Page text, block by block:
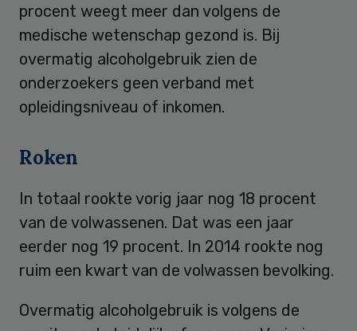
procent weegt meer dan volgens de
medische wetenschap gezond is. Bij
overmatig alcoholgebruik zien de
onderzoekers geen verband met
opleidingsniveau of inkomen.
Roken
In totaal rookte vorig jaar nog 18 procent
van de volwassenen. Dat was een jaar
eerder nog 19 procent. In 2014 rookte nog
ruim een kwart van de volwassen bevolking.
Overmatig alcoholgebruik is volgens de